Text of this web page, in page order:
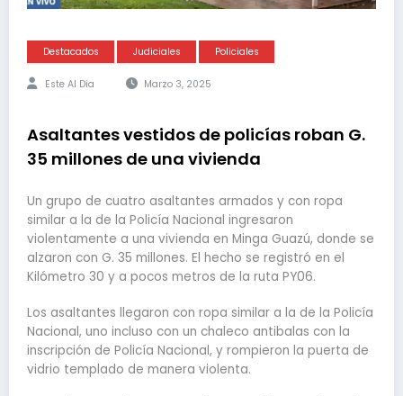
Destacados Judiciales Policiales
Este Al Día Marzo 3, 2025
Asaltantes vestidos de policías roban G.
35 millones de una vivienda
Un grupo de cuatro asaltantes armados y con ropa
similar a la de la Policía Nacional ingresaron
violentamente a una vivienda en Minga Guazú, donde se
alzaron con G. 35 millones. El hecho se registró en el
Kilómetro 30 y a pocos metros de la ruta PY06.
Los asaltantes llegaron con ropa similar a la de la Policía
Nacional, uno incluso con un chaleco antibalas con la
inscripción de Policía Nacional, y rompieron la puerta de
vidrio templado de manera violenta.